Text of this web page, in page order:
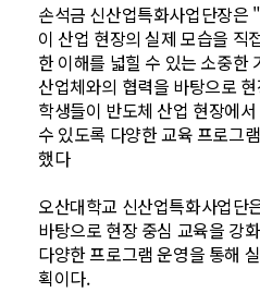
손석금 신산업특화사업단장은
이 산업 현장의 실제 모습을 직
한 이해를 넓힐 수 있는 소중
산업체와의 협력을 바탕으로
학생들이 반도체 산업 현장에
수 있도록 다양한 교육 프로그
했다
오산대학교 신산업특화사업단
바탕으로 현장 중심 교육을 강
다양한 프로그램 운영을 통해
획이다.